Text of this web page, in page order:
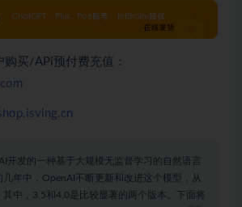
购买/APi预付费充值：
开发的一种基于大规模无监督学习的自然语言
几年中，OpenAI不断更新和改进这个模型，从
其中，3.5和4.0是比较显著的两个版本。下面将